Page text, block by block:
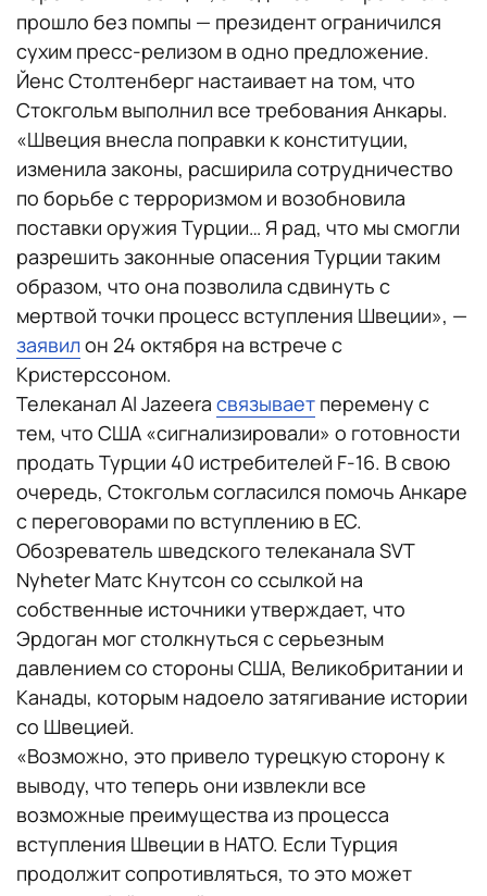
прошло без помпы — президент ограничился
сухим пресс-релизом в одно предложение.
Йенс Столтенберг настаивает на том, что
Стокгольм выполнил все требования Анкары.
«Швеция внесла поправки к конституции,
изменила законы, расширила сотрудничество
по борьбе с терроризмом и возобновила
поставки оружия Турции… Я рад, что мы смогли
разрешить законные опасения Турции таким
образом, что она позволила сдвинуть с
мертвой точки процесс вступления Швеции», —
заявилон 24 октября на встрече с
Кристерссоном.
Телеканал Al Jazeera связывает перемену с
тем, что США «сигнализировали» о готовности
продать Турции 40 истребителей F-16. В свою
очередь, Стокгольм согласился помочь Анкаре
с переговорами по вступлению в ЕС.
Обозреватель шведского телеканала SVT
Nyheter Матс Кнутсон со ссылкой на
собственные источники утверждает, что
Эрдоган мог столкнуться с серьезным
давлением со стороны США, Великобритании и
Канады, которым надоело затягивание истории
со Швецией.
«Возможно, это привело турецкую сторону к
выводу, что теперь они извлекли все
возможные преимущества из процесса
вступления Швеции в НАТО. Если Турция
продолжит сопротивляться, то это может